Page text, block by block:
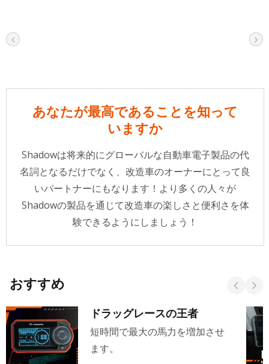
あなたが最高であることを知って
いますか
Shadowは将来的にグローバルな自動車電子製品の代
名詞となるだけでなく、改造車のオーナーにとって良
いパートナーにもなります！より多くの人々が
Shadowの製品を通じて改造車の楽しさと便利さを体
験できるようにしましょう！
おすすめ
ドラッグレースの王者
短時間で最大の馬力を増加させ
ます。